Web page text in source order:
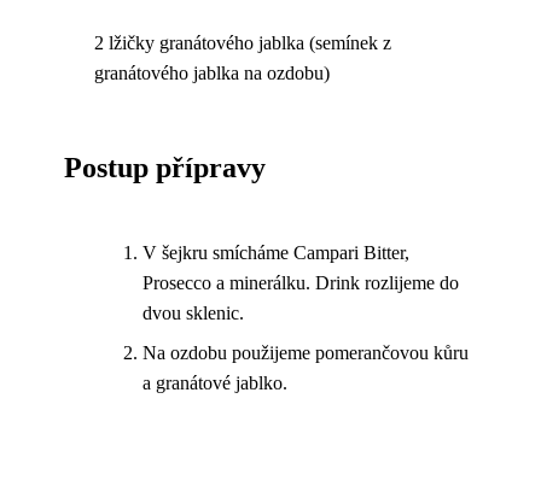
2 lžičky granátového jablka (semínek z
granátového jablka na ozdobu)
Postup přípravy
V šejkru smícháme Campari Bitter,
Prosecco a minerálku. Drink rozlijeme do
dvou sklenic.
Na ozdobu použijeme pomerančovou kůru
a granátové jablko.